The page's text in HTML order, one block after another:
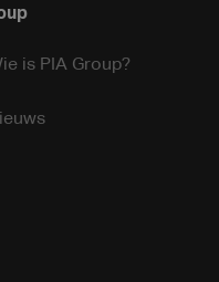
is PIA Group?